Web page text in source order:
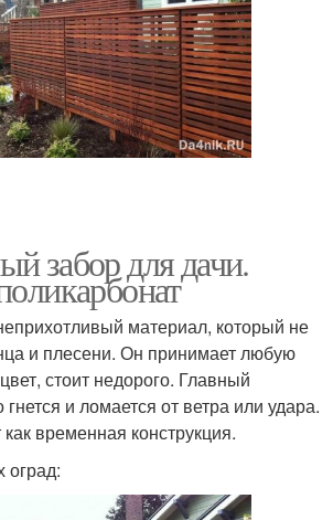
забор для дачи.
материал, который не
и плесени. Он принимает любую
стоит недорого. Главный
гнется и ломается от ветра или удара.
временная конструкция.
оград: